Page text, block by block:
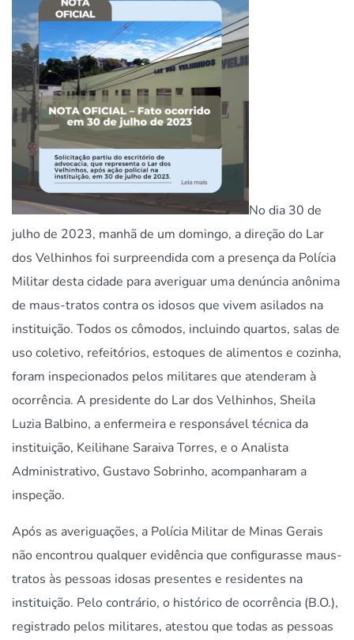
No dia 30 de
julho de 2023, manhã de um domingo, a direção do Lar
dos Velhinhos foi surpreendida com a presença da Polícia
Militar desta cidade para averiguar uma denúncia anônima
de maus-tratos contra os idosos que vivem asilados na
instituição. Todos os cômodos, incluindo quartos, salas de
uso coletivo, refeitórios, estoques de alimentos e cozinha,
foram inspecionados pelos militares que atenderam à
ocorrência. A presidente do Lar dos Velhinhos, Sheila
Luzia Balbino, a enfermeira e responsável técnica da
instituição, Keilihane Saraiva Torres, e o Analista
Administrativo, Gustavo Sobrinho, acompanharam a
inspeção.
Após as averiguações, a Polícia Militar de Minas Gerais
não encontrou qualquer evidência que configurasse maus-
tratos às pessoas idosas presentes e residentes na
instituição. Pelo contrário, o histórico de ocorrência (B.O.),
registrado pelos militares, atestou que todas as pessoas